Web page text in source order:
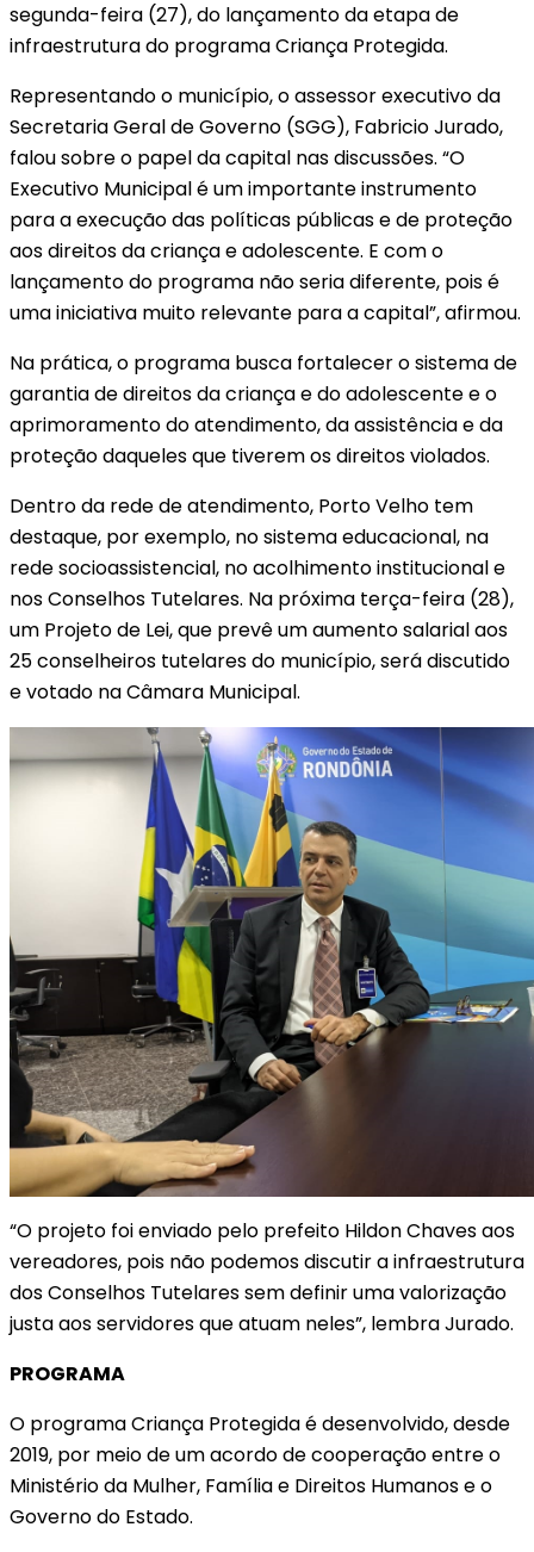
segunda-feira (27), do lançamento da etapa de
infraestrutura do programa Criança Protegida.
Representando o município, o assessor executivo da
Secretaria Geral de Governo (SGG), Fabricio Jurado,
falou sobre o papel da capital nas discussões. “O
Executivo Municipal é um importante instrumento
para a execução das políticas públicas e de proteção
aos direitos da criança e adolescente. E com o
lançamento do programa não seria diferente, pois é
uma iniciativa muito relevante para a capital”, afirmou.
Na prática, o programa busca fortalecer o sistema de
garantia de direitos da criança e do adolescente e o
aprimoramento do atendimento, da assistência e da
proteção daqueles que tiverem os direitos violados.
Dentro da rede de atendimento, Porto Velho tem
destaque, por exemplo, no sistema educacional, na
rede socioassistencial, no acolhimento institucional e
nos Conselhos Tutelares. Na próxima terça-feira (28),
um Projeto de Lei, que prevê um aumento salarial aos
25 conselheiros tutelares do município, será discutido
e votado na Câmara Municipal.
“O projeto foi enviado pelo prefeito Hildon Chaves aos
vereadores, pois não podemos discutir a infraestrutura
dos Conselhos Tutelares sem definir uma valorização
justa aos servidores que atuam neles”, lembra Jurado.
PROGRAMA
O programa Criança Protegida é desenvolvido, desde
2019, por meio de um acordo de cooperação entre o
Ministério da Mulher, Família e Direitos Humanos e o
Governo do Estado.